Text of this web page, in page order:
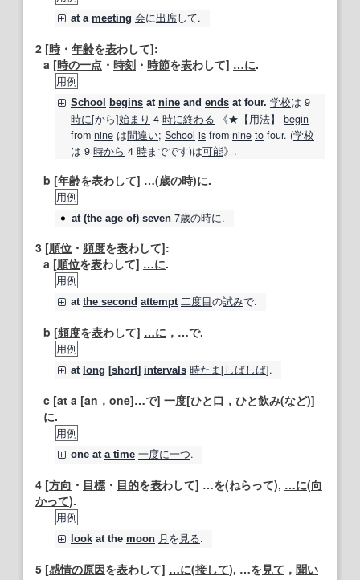
ata meeting 会に出席して.
2 [時 ・ 年齢を表わして]:
a [時の一点 ・ 時刻 ・ 時節を表わして] …に.
用例
School begins at nine and ends atfour. 学校は 9
時に[から]始まり 4 時に終わる 《★ 【用法】
begin
from nine は間違い; School is from nine to four. (学校
は 9 時から 4 時までです)は可能》.
b [年齢を表わして] …(歳の時)に.
用例
at(the age of) seven 7歳の時に.
3 [順位 ・ 頻度を表わして]:
a [順位を表わして] …に.
用例
at the second attempt 二度目の試みで.
b [頻度を表わして] …に ，…で.
用例
at long [short] intervals 時たま[しばしば].
c [at a [an ，one]…で] 一度[ひと口 ， ひと飲み(など)]
に.
用例
one at a time 一度に一つ.
4 [方向 ・ 目標 ・ 目的を表わして] …を(ねらって), …に(向
かって).
用例
look atthe moon 月を見る.
5 [感情の原因を表わして] …に(接して), …を見て ， 聞い